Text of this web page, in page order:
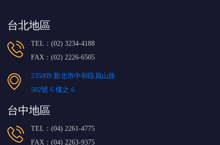
台北地區
TEL：(02) 3234-4188
FAX：(02) 2226-6505
235009 新北市中和區員山路
502號 6 樓之 6
台中地區
TEL：(04) 2261-4775
FAX：(04) 2263-9375